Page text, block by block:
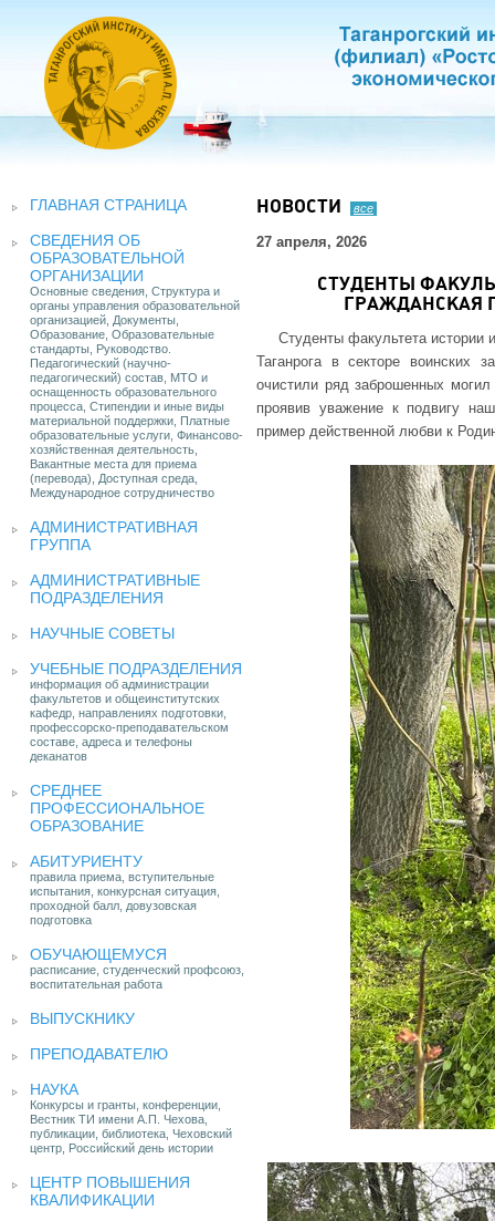
ГЛАВНАЯ СТРАНИЦА
СВЕДЕНИЯ ОБ
ОБРАЗОВАТЕЛЬНОЙ
ОРГАНИЗАЦИИ
Основные сведения, Структура и
органы управления образовательной
организацией, Документы,
Образование, Образовательные
стандарты, Руководство.
Педагогический (научно-
педагогический) состав, МТО и
оснащенность образовательного
процесса, Стипендии и иные виды
материальной поддержки, Платные
образовательные услуги, Финансово-
хозяйственная деятельность,
Вакантные места для приема
(перевода), Доступная среда,
Международное сотрудничество
АДМИНИСТРАТИВНАЯ
ГРУППА
АДМИНИСТРАТИВНЫЕ
ПОДРАЗДЕЛЕНИЯ
НАУЧНЫЕ СОВЕТЫ
УЧЕБНЫЕ ПОДРАЗДЕЛЕНИЯ
информация об администрации
факультетов и общеинститутских
кафедр, направлениях подготовки,
профессорско-преподавательском
составе, адреса и телефоны
деканатов
СРЕДНЕЕ
ПРОФЕССИОНАЛЬНОЕ
ОБРАЗОВАНИЕ
АБИТУРИЕНТУ
правила приема, вступительные
испытания, конкурсная ситуация,
проходной балл, довузовская
подготовка
ОБУЧАЮЩЕМУСЯ
расписание, студенческий профсоюз,
воспитательная работа
ВЫПУСКНИКУ
ПРЕПОДАВАТЕЛЮ
НАУКА
Конкурсы и гранты, конференции,
Вестник ТИ имени А.П. Чехова,
публикации, библиотека, Чеховский
центр, Российский день истории
ЦЕНТР ПОВЫШЕНИЯ
КВАЛИФИКАЦИИ
НОВОСТИ все
27 апреля, 2026
СТУДЕНТЫ
ГРАЖДАНСКАЯ
Студенты факультета истории
Таганрога в секторе воинских
очистили ряд заброшенных
проявив уважение к подвигу
пример действенной любви к